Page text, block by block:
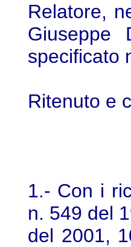
Relatore,
specificato
Ritenuto e
1.- Con i
n. 549 del
del 2001,